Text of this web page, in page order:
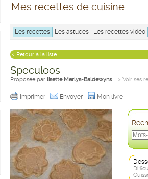
Mes recettes de cuisine
Les recettes Les astuces Les recettes vidéo
< Retour à la liste
Speculoos
Proposée par lisette Merlys-Baldewyns > Voir ses
Imprimer Envoyer Mon livre